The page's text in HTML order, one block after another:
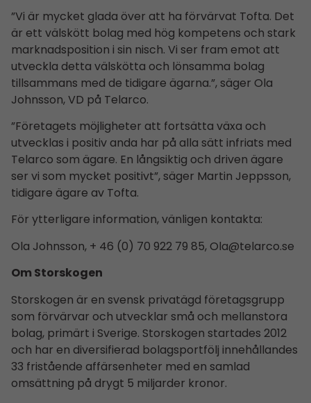
”Vi är mycket glada över att ha förvärvat Tofta. Det
är ett välskött bolag med hög kompetens och stark
marknadsposition i sin nisch. Vi ser fram emot att
utveckla detta välskötta och lönsamma bolag
tillsammans med de tidigare ägarna.”, säger Ola
Johnsson, VD på Telarco.
”Företagets möjligheter att fortsätta växa och
utvecklas i positiv anda har på alla sätt infriats med
Telarco som ägare. En långsiktig och driven ägare
ser vi som mycket positivt”, säger Martin Jeppsson,
tidigare ägare av Tofta.
För ytterligare information, vänligen kontakta:
Ola Johnsson, + 46 (0) 70 922 79 85,Ola@telarco.se
Om Storskogen
Storskogen är en svensk privatägd företagsgrupp
som förvärvar och utvecklar små och mellanstora
bolag, primärt i Sverige. Storskogen startades 2012
och har en diversifierad bolagsportfölj innehållandes
33 fristående affärsenheter med en samlad
omsättning på drygt 5 miljarder kronor.